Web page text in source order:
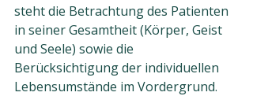
steht die Betrachtung des Patienten
in seiner Gesamtheit (Körper, Geist
und Seele) sowie die
Berücksichtigung der individuellen
Lebensumstände im Vordergrund.